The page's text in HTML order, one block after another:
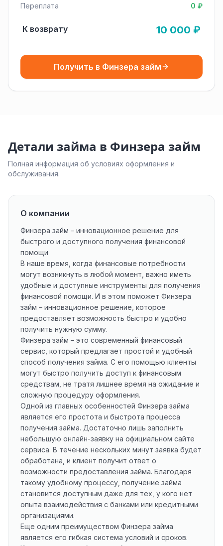
Переплата 0 ₽
К возврату 10 000 ₽
Получить в Финзера займ
Детали займа в Финзера займ
Полная информация об условиях оформления и
обслуживания.
О компании
Финзера займ – инновационное решение для
быстрого и доступного получения финансовой
помощи
В наше время, когда финансовые потребности
могут возникнуть в любой момент, важно иметь
удобные и доступные инструменты для получения
финансовой помощи. И в этом поможет Финзера
займ – инновационное решение, которое
предоставляет возможность быстро и удобно
получить нужную сумму.
Финзера займ – это современный финансовый
сервис, который предлагает простой и удобный
способ получения займа. С его помощью клиенты
могут быстро получить доступ к финансовым
средствам, не тратя лишнее время на ожидание и
сложную процедуру оформления.
Одной из главных особенностей Финзера займа
является его простота и быстрота процесса
получения займа. Достаточно лишь заполнить
небольшую онлайн-заявку на официальном сайте
сервиса. В течение нескольких минут заявка будет
обработана, и клиент получит ответ о
возможности предоставления займа. Благодаря
такому удобному процессу, получение займа
становится доступным даже для тех, у кого нет
опыта взаимодействия с банками или кредитными
организациями.
Еще одним преимуществом Финзера займа
является его гибкая система условий и сроков.